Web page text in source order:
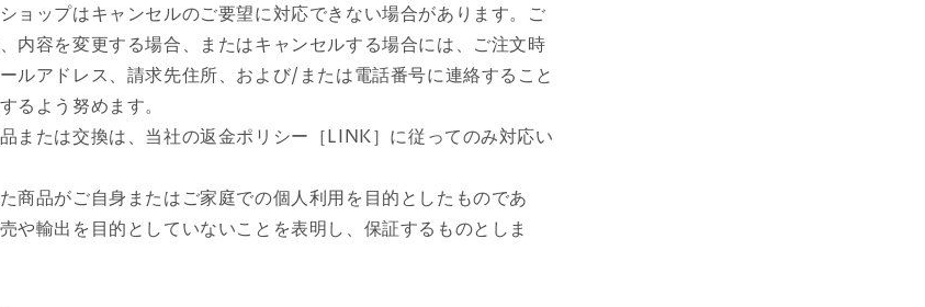
ョップはキャンセルのご要望に対応できない場合があります。ご
内容を変更する場合、またはキャンセルする場合には、ご注文時
ルアドレス、請求先住所、および/または電話番号に連絡すること
るよう努めます。
または交換は、当社の返金ポリシー［LINK］に従ってのみ対応い
商品がご自身またはご家庭での個人利用を目的としたものであ
や輸出を目的としていないことを表明し、保証するものとしま